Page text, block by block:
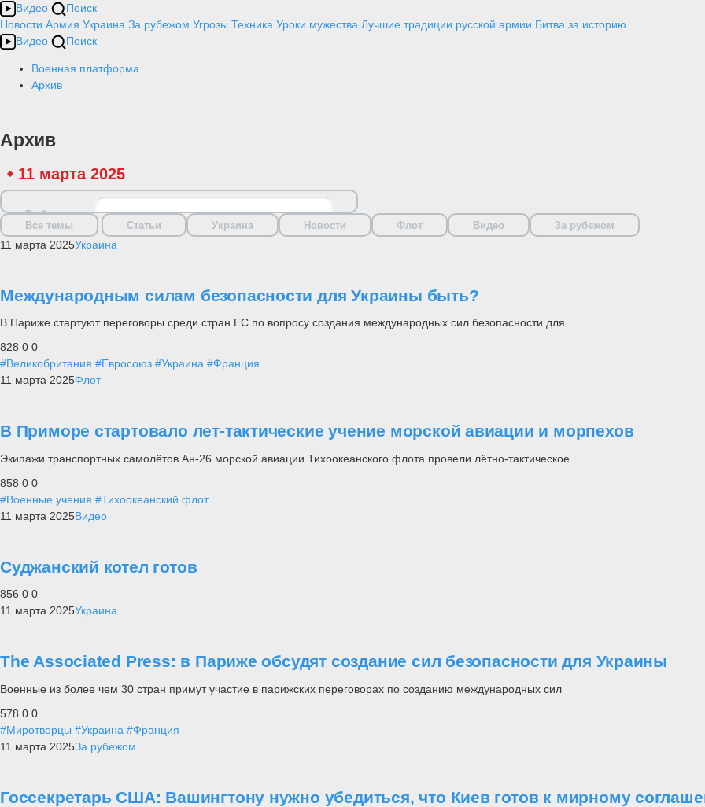
Видео
Поиск
Новости Армия Украина За рубежом Угрозы Техника Уроки мужества Лучшие традиции русской армии Битва за историю
Видео
Поиск
Военная платформа
Архив
Архив
11 марта 2025
Выбрать дату
Все темы
Статьи Украина Новости Флот Видео За рубежом
11 марта 2025Украина
Международным силам безопасности для Украины быть?
В Париже стартуют переговоры среди стран ЕС по вопросу создания международных сил безопасности для
828 0 0
#Великобритания #Евросоюз #Украина #Франция
11 марта 2025Флот
В Приморе стартовало лет-тактические учение морской авиации и морпехов
Экипажи транспортных самолётов Ан-26 морской авиации Тихоокеанского флота провели лётно-тактическое
858 0 0
#Военные учения #Тихоокеанский флот
11 марта 2025Видео
Суджанский котел готов
856 0 0
11 марта 2025Украина
The Associated Press: в Париже обсудят создание сил безопасности для Украины
Военные из более чем 30 стран примут участие в парижских переговорах по созданию международных сил
578 0 0
#Миротворцы #Украина #Франция
11 марта 2025За рубежом
Госсекретарь США: Вашингтону нужно убедиться, что Киев готов к мирному